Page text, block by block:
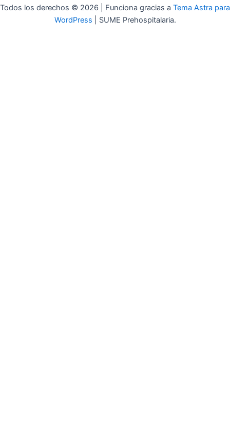
Todos los derechos © 2026 | Funciona gracias a Tema Astra para
WordPress | SUME Prehospitalaria.